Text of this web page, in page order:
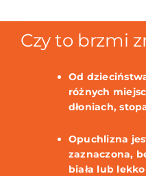
Czy to brzmi
Od
różnych
dłoniach,
Opuchlizna
zaznaczona,
biała lub